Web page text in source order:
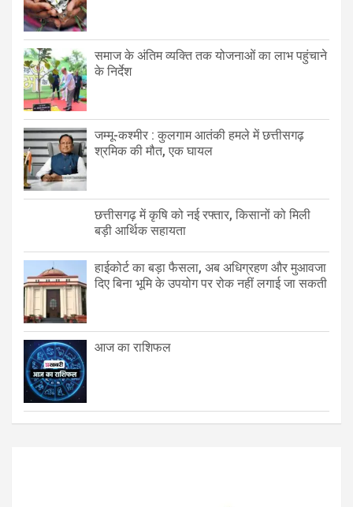
समाज के अंतिम व्यक्ति तक योजनाओं का लाभ पहुंचाने
के निर्देश
जम्मू-कश्मीर : कुलगाम आतंकी हमले में छत्तीसगढ़
श्रमिक की मौत, एक घायल
छत्तीसगढ़ में कृषि को नई रफ्तार, किसानों को मिली
बड़ी आर्थिक सहायता
हाईकोर्ट का बड़ा फैसला, अब अधिग्रहण और मुआवजा
दिए बिना भूमि के उपयोग पर रोक नहीं लगाई जा सकती
आज का राशिफल